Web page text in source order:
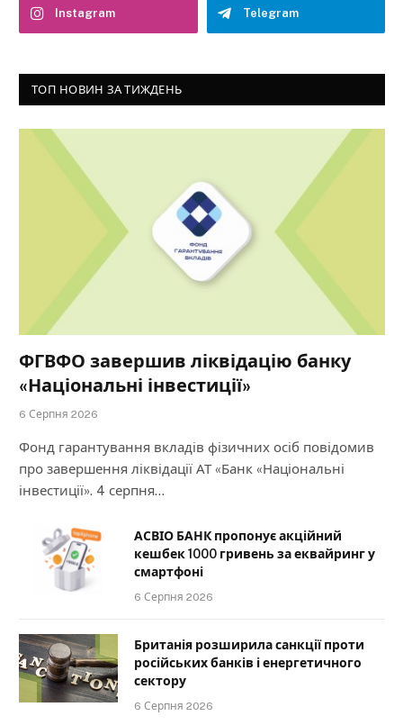
Instagram Telegram
ТОП НОВИН ЗА ТИЖДЕНЬ
ФГВФО завершив ліквідацію банку
«Національні інвестиції»
6 Серпня 2026
Фонд гарантування вкладів фізичних осіб повідомив
про завершення ліквідації АТ «Банк «Національні
інвестиції». 4 серпня…
АСВІО БАНК пропонує акційний
кешбек 1000 гривень за еквайринг у
смартфоні
6 Серпня 2026
Британія розширила санкції проти
російських банків і енергетичного
сектору
6 Серпня 2026